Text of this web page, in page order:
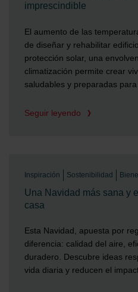
imprescindible
El aumento de las
de diseñar y rehabilitar
protección solar, una
climatización permite crear
saludables y preparadas para
Seguir leyendo
Inspiración Sostenibilidad
Una Navidad más sana y
casa
Esta Navidad, apuesta por
diferencia: calidad del aire,
duradero. Descubre ideas
vida diaria y reducen el